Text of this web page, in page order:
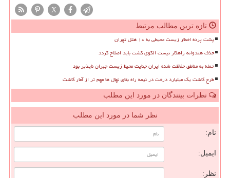
X
تازه ترین مطالب مرتبط
پشت پرده اخطار زیست محیطی به ۱۰ هتل تهران
حذف هندوانه راهکار نیست الگوی کشت باید اصلاح گردد
حمله به مناطق حفاظت شده ایران جنایت محیط زیست جبران ناپذیر بود
طرح کاشت یک میلیارد درخت در نیمه راه بقای نهال ها مهم تر از آمار کاشت
نظرات بینندگان در مورد این مطلب
نظر شما در مورد این مطلب
نام:
ایمیل:
نظر: